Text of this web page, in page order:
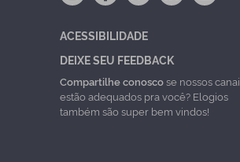
ACESSIBILIDADE
DEIXE SEU FEEDBACK
Compartilhe conoscose nossos
estão adequados pra você? Elogios
também são super bem vindos!